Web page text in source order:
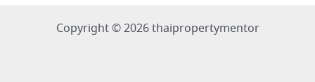
Copyright © 2026 thaipropertymentor